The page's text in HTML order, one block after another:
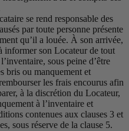
se rend responsable des
par toute personne présente
qu’il a louée. À son arrivée,
informer son Locateur de tout
sous peine d’être
bris ou manquement et
les frais encourus afin
à la discrétion du Locateur,
à l’inventaire et
contenues aux clauses 3 et
sous réserve de la clause 5.